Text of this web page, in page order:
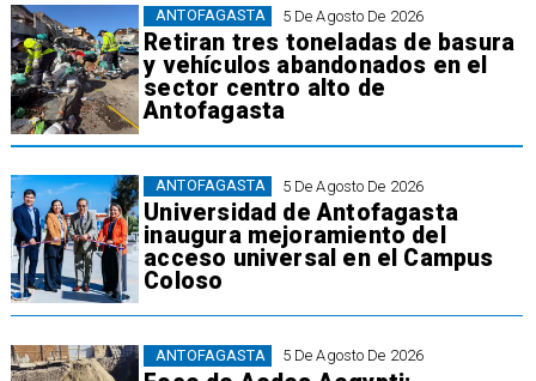
5 De Agosto De 2026
Retiran tres toneladas de basura
y vehículos abandonados en el
sector centro alto de
Antofagasta
ANTOFAGASTA
5 De Agosto De 2026
Universidad de Antofagasta
inaugura mejoramiento del
acceso universal en el Campus
Coloso
ANTOFAGASTA
5 De Agosto De 2026
ANTOFAGASTA